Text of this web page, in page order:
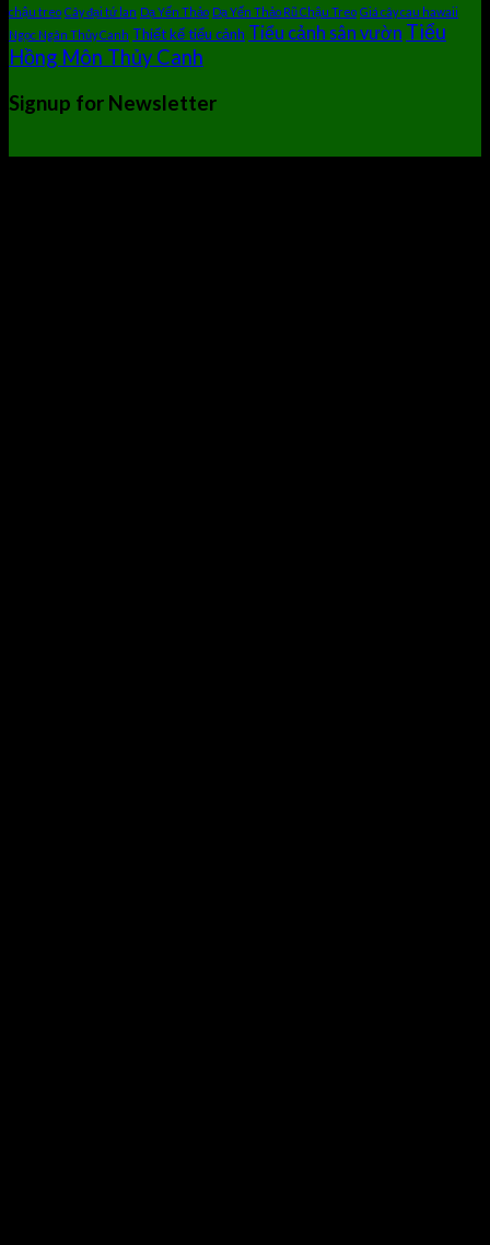
chậu treo Cây đại tứ lan Dạ Yến Thảo Dạ Yến Thảo Rũ Chậu Treo Giá cây cau hawaii
Ngọc Ngân Thủy Canh Thiết kế tiểu cảnh Tiểu cảnh sân vườn Tiểu
Hồng Môn Thủy Canh
Signup for Newsletter